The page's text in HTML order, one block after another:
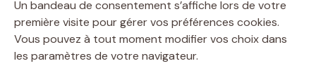
Un bandeau de consentement s’affiche lors de votre
première visite pour gérer vos préférences cookies.
Vous pouvez à tout moment modifier vos choix dans
les paramètres de votre navigateur.